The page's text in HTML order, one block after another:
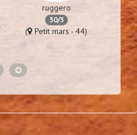
ruggero
30/3
( Petit mars - 44) (